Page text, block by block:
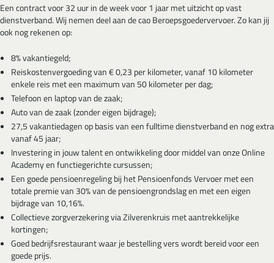
Een contract voor 32 uur in de week voor 1 jaar met uitzicht op vast
dienstverband. Wij nemen deel aan de cao Beroepsgoedervervoer. Zo kan jij
ook nog rekenen op:
8% vakantiegeld;
Reiskostenvergoeding van € 0,23 per kilometer, vanaf 10 kilometer
enkele reis met een maximum van 50 kilometer per dag;
Telefoon en laptop van de zaak;
Auto van de zaak (zonder eigen bijdrage);
27,5 vakantiedagen op basis van een fulltime dienstverband en nog extra
vanaf 45 jaar;
Investering in jouw talent en ontwikkeling door middel van onze Online
Academy en functiegerichte cursussen;
Een goede pensioenregeling bij het Pensioenfonds Vervoer met een
totale premie van 30% van de pensioengrondslag en met een eigen
bijdrage van 10,16%.
Collectieve zorgverzekering via Zilverenkruis met aantrekkelijke
kortingen;
Goed bedrijfsrestaurant waar je bestelling vers wordt bereid voor een
goede prijs.